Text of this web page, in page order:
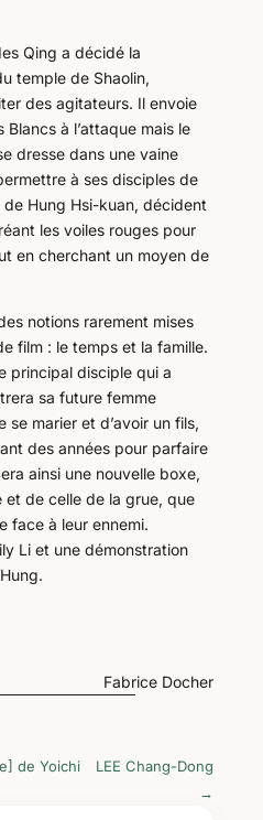
Qing a décidé la
temple de Shaolin,
des agitateurs. Il envoie
Blancs à l’attaque mais le
dresse dans une vaine
à ses disciples de
de Hung Hsi-kuan, décident
les voiles rouges pour
en cherchant un moyen de
notions rarement mises
film : le temps et la famille.
principal disciple qui a
sa future femme
marier et d’avoir un fils,
des années pour parfaire
ainsi une nouvelle boxe,
de celle de la grue, que
face à leur ennemi.
Li et une démonstration
Fabrice Docher
de Yoichi
LEE Chang-Dong
→